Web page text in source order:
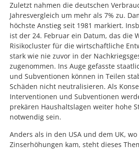
Zuletzt nahmen die deutschen
Jahresvergleich um mehr als 7% zu.
höchste Anstieg seit 1981 markiert.
ist der 24. Februar ein Datum, das die
Risikocluster für die wirtschaftliche
stark wie nie zuvor in der
zugenommen. Ins Auge gefasste
und Subventionen können in Teilen
Schäden nicht neutralisieren. Als
Interventionen und Subventionen
prekären Haushaltslagen weiter hohe
notwendig sein.
Anders als in den USA und dem UK, wo
Zinserhöhungen kam, steht dieses